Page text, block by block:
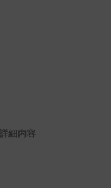
詳細内容